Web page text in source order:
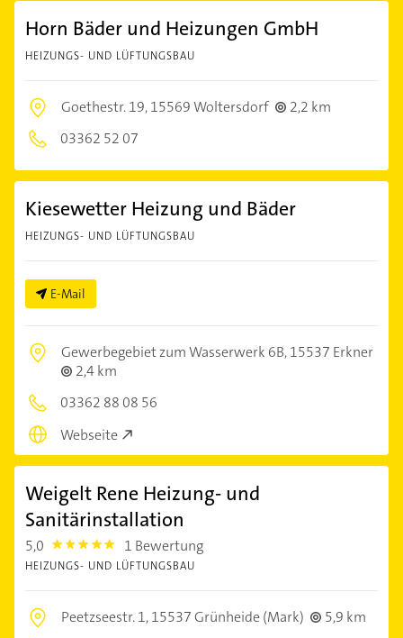
Horn Bäder und Heizungen GmbH
HEIZUNGS- UND LÜFTUNGSBAU
Goethestr. 19,15569 Woltersdorf
2,2 km
03362 52 07
Kiesewetter Heizung und Bäder
HEIZUNGS- UND LÜFTUNGSBAU
E-Mail
Gewerbegebiet zum Wasserwerk 6B,15537 Erkner
2,4 km
03362 88 08 56
Webseite
Weigelt Rene Heizung- und
Sanitärinstallation
5,0 5.0 1 Bewertung
HEIZUNGS- UND LÜFTUNGSBAU
Peetzseestr. 1,15537 Grünheide (Mark)
5,9 km